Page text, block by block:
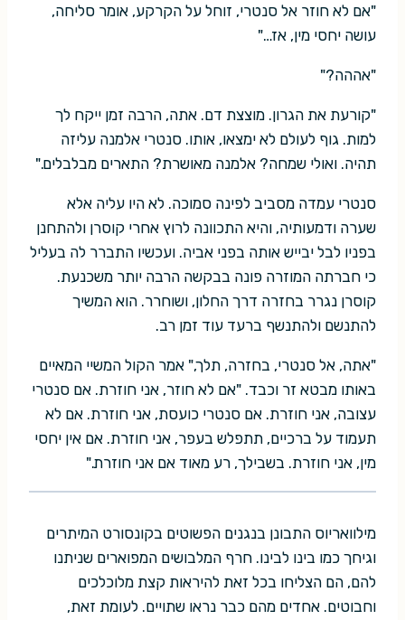
"אם לא חוזר אל סנטרי, זוחל על הקרקע, אומר סליחה,
עושה יחסי מין, אז…"
"אההה?"
"קורעת את הגרון. מוצצת דם. אתה, הרבה זמן ייקח לך
למות. גוף לעולם לא ימצאו, אותו. סנטרי אלמנה עליזה
תהיה. ואולי שמחה? אלמנה מאושרת? התארים מבלבלים."
סנטרי עמדה מסביב לפינה סמוכה. לא היו עליה אלא
שערה ודמעותיה, והיא התכוונה לרוץ אחרי קוסרן ולהתחנן
בפניו לבל יבייש אותה בפני אביה. ועכשיו התברר לה בעליל
כי חברתה המוזרה פונה בבקשה הרבה יותר משכנעת.
קוסרן נגרר בחזרה דרך החלון, ושוחרר. הוא המשיך
להתנשם ולהתנשף ברעד עוד זמן רב.
"אתה, אל סנטרי, בחזרה, תלך," אמר הקול המשיי המאיים
באותו מבטא זר וכבד. "אם לא חוזר, אני חוזרת. אם סנטרי
עצובה, אני חוזרת. אם סנטרי כועסת, אני חוזרת. אם לא
תעמוד על ברכיים, תתפלש בעפר, אני חוזרת. אם אין יחסי
מין, אני חוזרת. בשבילך, רע מאוד אם אני חוזרת."
מילוואריוס התבונן בנגנים הפשוטים בקונסורט המיתרים
וגיחך כמו בינו לבינו. חרף המלבושים המפוארים שניתנו
להם, הם הצליחו בכל זאת להיראות קצת מלוכלכים
וחבוטים. אחדים מהם כבר נראו שתויים. לעומת זאת,